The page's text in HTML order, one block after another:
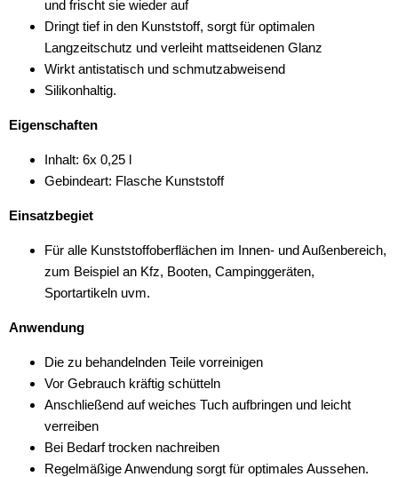
und frischt sie wieder auf
Dringt tief in den Kunststoff, sorgt für optimalen
Langzeitschutz und verleiht mattseidenen Glanz
Wirkt antistatisch und schmutzabweisend
Silikonhaltig.
Eigenschaften
Inhalt: 6x 0,25 l
Gebindeart: Flasche Kunststoff
Einsatzbegiet
Für alle Kunststoffoberflächen im Innen- und Außenbereich,
zum Beispiel an Kfz, Booten, Campinggeräten,
Sportartikeln uvm.
Anwendung
Die zu behandelnden Teile vorreinigen
Vor Gebrauch kräftig schütteln
Anschließend auf weiches Tuch aufbringen und leicht
verreiben
Bei Bedarf trocken nachreiben
Regelmäßige Anwendung sorgt für optimales Aussehen.